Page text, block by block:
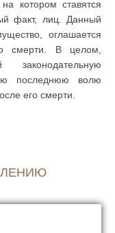
котором ставятся
факт, лиц. Данный
оглашается
смерти. В целом,
последнюю волю
его смерти.